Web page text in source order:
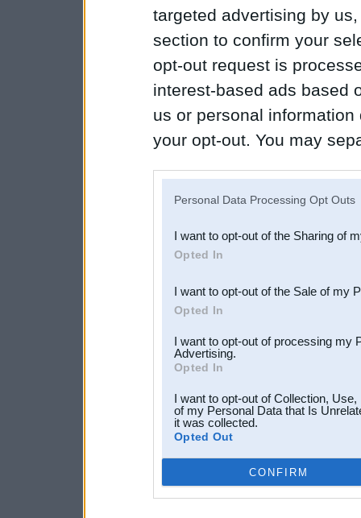
targeted advertising by
section to confirm your
opt-out request is
interest-based ads based
us or personal
your opt-out. You may
Downstream Participants
third parties.
Personal Data Processing Opt Outs
I want to opt-out of the Sharing of
Opted In
I want to opt-out of the Sale of my
Opted In
I want to opt-out of processing my
Advertising.
Opted In
I want to opt-out of Collection,
of my Personal Data that Is
it was collected.
Opted Out
CONFIRM